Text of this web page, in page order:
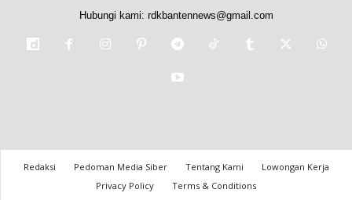
Hubungi kami: rdkbantennews@gmail.com
Redaksi Pedoman Media Siber Tentang Kami
Lowongan Kerja
Privacy Policy
Terms & Conditions